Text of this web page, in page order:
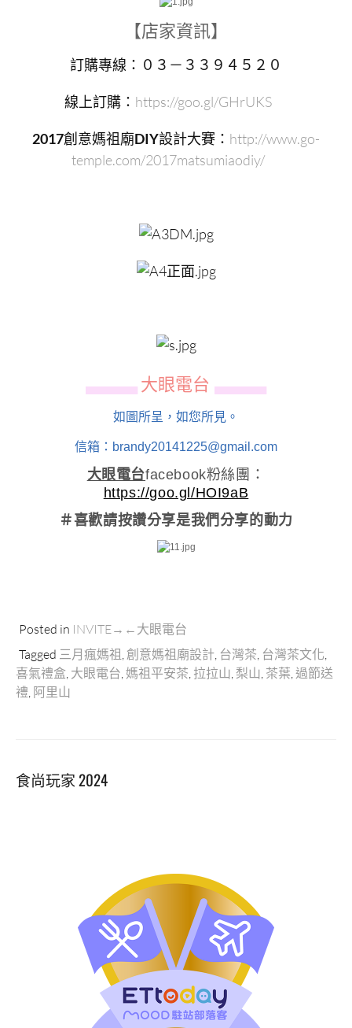
【店家資訊】
訂購專線：０３－３３９４５２０
線上訂購： https://goo.gl/GHrUKS
2017創意媽祖廟DIY設計大賽： http://www.go-
temple.com/2017matsumiaodiy/
▄▄▄▄▄▄ 大眼電台 ▄▄▄▄▄▄
如圖所呈，如您所見。
信箱：brandy20141225@gmail.com
大眼電台facebook粉絲團：
https://goo.gl/HOI9aB
＃喜歡請按讚分享是我們分享的動力
Posted in INVITE→←大眼電台
Tagged 三月瘋媽祖 創意媽祖廟設計 台灣茶 台灣茶文化
喜氣禮盒 大眼電台 媽祖平安茶 拉拉山 梨山 茶葉 過節送
禮 阿里山
食尚玩家 2024